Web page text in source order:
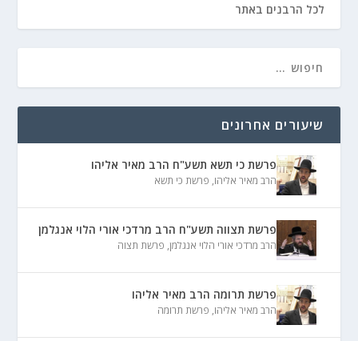
לכל הרבנים באתר
שיעורים אחרונים
פרשת כי תשא תשע"ח הרב מאיר אליהו
הרב מאיר אליהו, פרשת כי תשא
פרשת תצווה תשע"ח הרב מרדכי אורי הלוי אנגלמן
הרב מרדכי אורי הלוי אנגלמן, פרשת תצוה
פרשת תרומה הרב מאיר אליהו
הרב מאיר אליהו, פרשת תרומה